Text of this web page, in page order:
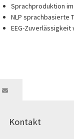
Sprachproduktion
NLP sprachbasierte
EEG-
Kontakt